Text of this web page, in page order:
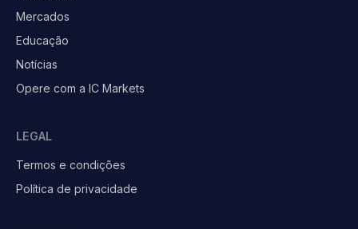
Mercados
Educação
Notícias
Opere com a IC Markets
LEGAL
Termos e condições
Política de privacidade